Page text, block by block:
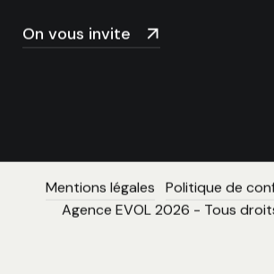
On vous invite
Mentions légales
Politique de
Agence EVOL 2026 - Tous